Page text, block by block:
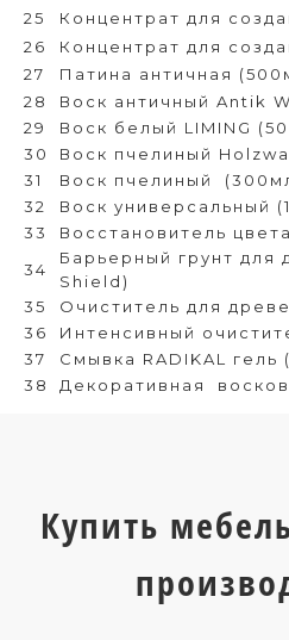
25
Концентрат для
26
Концентрат для
27
Патина античная
28
Воск античный Antik
29
Воск белый LIMING
30
Воск пчелиный
31
Воск пчелиный
32
Воск универсальный
33
Восстановитель
34
Барьерный грунт для
Shield)
35
Очиститель для
36
Интенсивный
37
Смывка RADIKAL гель
38
Декоративная
Купить